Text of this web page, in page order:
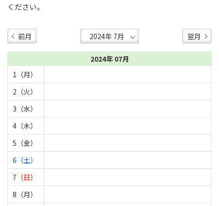
ください。
前月 翌月
2024年 07月
1（月）
2（火）
3（水）
4（木）
5（金）
6（土）
7（日）
8（月）